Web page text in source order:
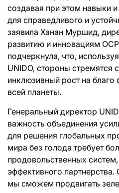
создавая при этом навыки
для справедливого и
заявила Ханан Муршид,
развитию и инновациям
подчеркнула, что,
UNIDO, стороны стремятся
инклюзивный рост на
всей планеты.
Генеральный директор
важность объединения
для решения глобальных
мира без голода требует
продовольственных
эффективного партнерства.
мы сможем продвигать